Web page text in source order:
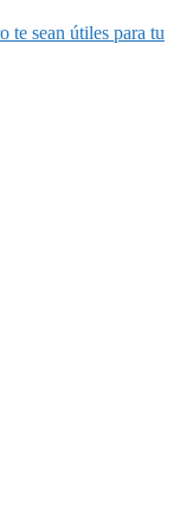
te sean útiles para tu